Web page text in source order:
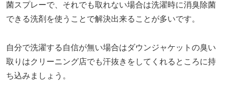
菌スプレーで、それでも取れない場合は洗濯時に消臭除菌
できる洗剤を使うことで解決出来ることが多いです。
自分で洗濯する自信が無い場合はダウンジャケットの臭い
取りはクリーニング店でも汗抜きをしてくれるところに持
ち込みましょう。